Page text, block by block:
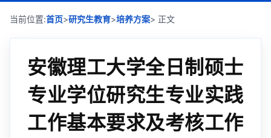
当前位置:首页>研究生教育>培养方案> 正文
安徽理工大学全日制硕士
专业学位研究生专业实践
工作基本要求及考核工作